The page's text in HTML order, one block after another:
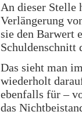
An dieser Stelle
Verlängerung
sie den Barwert
Schuldenschnitt
Das sieht man
wiederholt
ebenfalls für –
das